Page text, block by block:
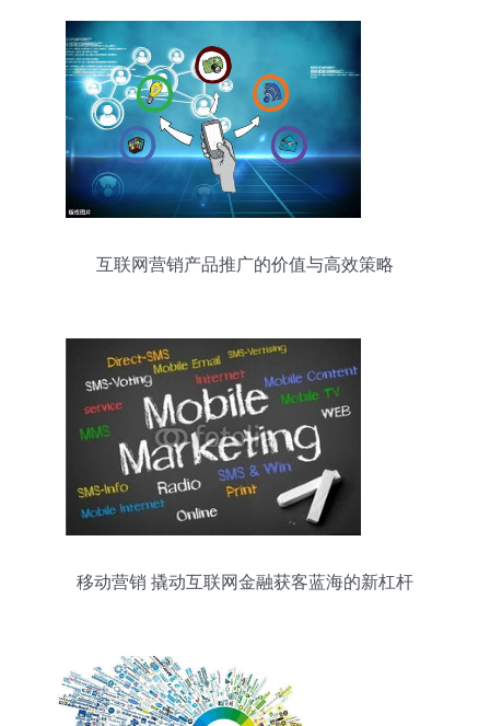
互联网营销产品推广的价值与高效策略
移动营销 撬动互联网金融获客蓝海的新杠杆